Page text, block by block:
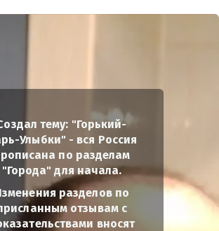
тему: "Горький-
Улыбки" - вся Россия
по разделам
"Города" для начала.
разделов по
отзывам с
вносят